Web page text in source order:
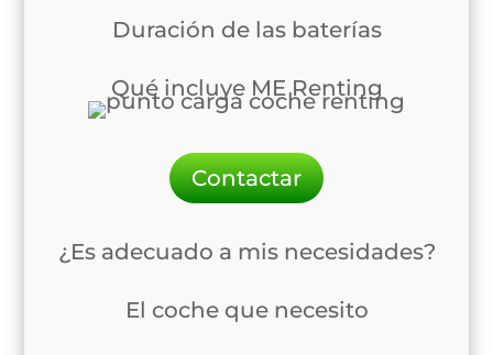
Duración de las baterías
Qué incluye ME Renting
Contactar
¿Es adecuado a mis necesidades?
El coche que necesito